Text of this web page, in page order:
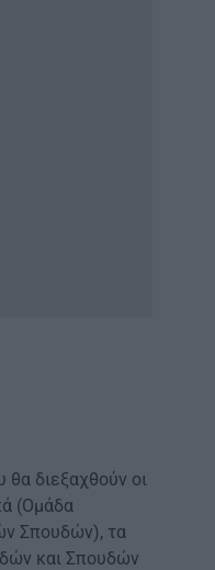
θα διεξαχθούν οι
(Ομάδα
Σπουδών), τα
και Σπουδών